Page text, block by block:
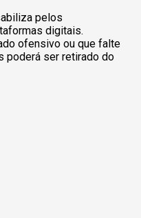
pelos
digitais.
ofensivo ou que falte
poderá ser retirado do